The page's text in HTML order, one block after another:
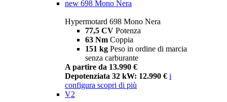
new 698 Mono Nera
Hypermotard 698 Mono Nera
77,5 CV Potenza
63 Nm Coppia
151 kg Peso in ordine di marcia
senza carburante
A partire da 13.990 €
Depotenziata 32 kW: 12.990 € i
configura scopri di più
V2